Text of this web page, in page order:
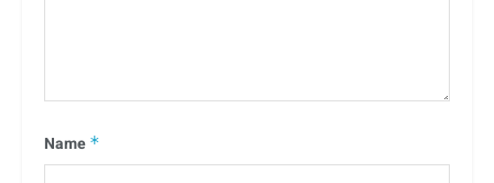
Name *